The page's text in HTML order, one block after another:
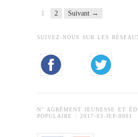
1 2 Suivant →
SUIVEZ-NOUS SUR LES
N° AGRÉMENT JEUNESSE ET
POPULAIRE : 2017-03-JEP-0001